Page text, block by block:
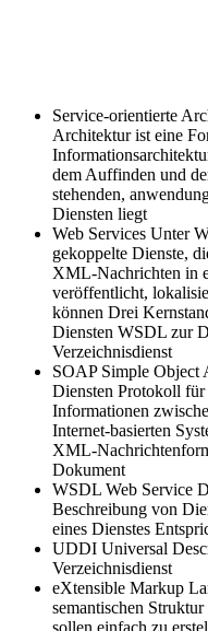
Service-orientierte
Architektur ist eine
dem Auffinden und
stehenden,
Diensten liegt
Web Services Unter
gekoppelte Dienste,
XML-Nachrichten in
veröffentlicht,
können Drei
Diensten WSDL zur
Verzeichnisdienst
SOAP Simple Object
Diensten Protokoll für
Informationen
Internet-basierten
XML-
Dokument
WSDL Web Service
Beschreibung von
eines Dienstes
UDDI Universal
Verzeichnisdienst
eXtensible Markup
semantischen
sollen einfach zu